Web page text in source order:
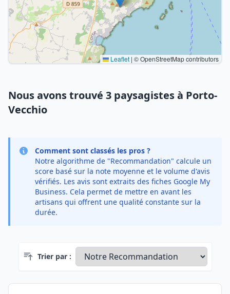
Leaflet | © OpenStreetMap contributors
Nous avons trouvé 3 paysagistes à Porto-
Vecchio
Comment sont classés les pros ?
Notre algorithme de "Recommandation" calcule un
score basé sur la note moyenne et le volume d'avis
vérifiés. Les avis sont extraits des fiches Google My
Business. Cela permet de mettre en avant les
artisans qui offrent une qualité constante sur la
durée.
Trier par :